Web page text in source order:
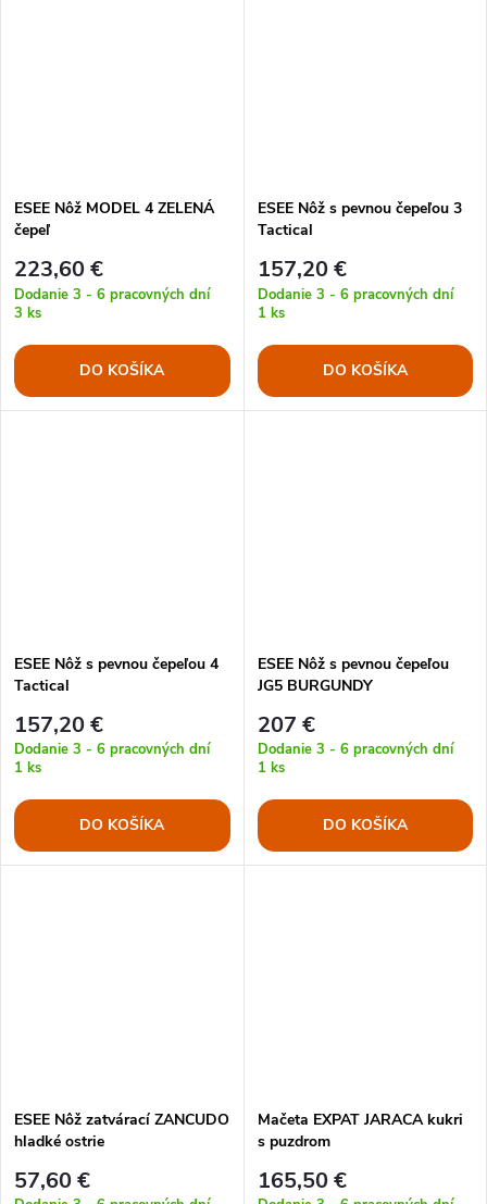
ESEE Nôž MODEL 4 ZELENÁ
čepeľ
223,60 €
Dodanie 3 - 6 pracovných dní
3 ks
DO KOŠÍKA
ESEE Nôž s pevnou čepeľou 3
Tactical
157,20 €
Dodanie 3 - 6 pracovných dní
1 ks
DO KOŠÍKA
ESEE Nôž s pevnou čepeľou 4
Tactical
157,20 €
Dodanie 3 - 6 pracovných dní
1 ks
DO KOŠÍKA
ESEE Nôž s pevnou čepeľou
JG5 BURGUNDY
207 €
Dodanie 3 - 6 pracovných dní
1 ks
DO KOŠÍKA
ESEE Nôž zatvárací ZANCUDO
hladké ostrie
57,60 €
Mačeta EXPAT JARACA kukri
s puzdrom
165,50 €